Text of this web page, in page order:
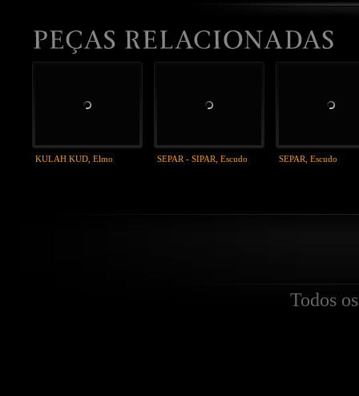
KULAH KUD, Elmo SEPAR - SIPAR, Escudo SEPAR, Escudo
Todos